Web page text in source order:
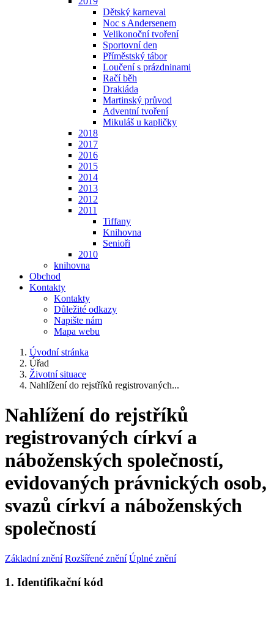
Dětský karneval
Noc s Andersenem
Velikonoční tvoření
Sportovní den
Příměstský tábor
Loučení s prázdninami
Račí běh
Drakiáda
Martinský průvod
Adventní tvoření
Mikuláš u kapličky
2018
2017
2016
2015
2014
2013
2012
2011
Tiffany
Knihovna
Senioři
2010
knihovna
Obchod
Kontakty
Kontakty
Důležité odkazy
Napište nám
Mapa webu
Úvodní stránka
Úřad
Životní situace
Nahlížení do rejstříků registrovaných...
Nahlížení do rejstříků
registrovaných církví a
náboženských společností,
evidovaných právnických osob,
svazů církví a náboženských
společností
Základní znění Rozšířené znění Úplné znění
1. Identifikační kód